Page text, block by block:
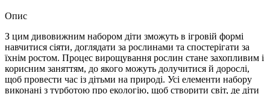
Опис
З цим дивовижним набором діти зможуть в ігровій формі
навчитися сіяти, доглядати за рослинами та спостерігати за
їхнім ростом. Процес вирощування рослин стане захопливим і
корисним заняттям, до якого можуть долучитися й дорослі,
щоб провести час із дітьми на природі. Усі елементи набору
виконані з турботою про екологію, щоб створити світ, де діти